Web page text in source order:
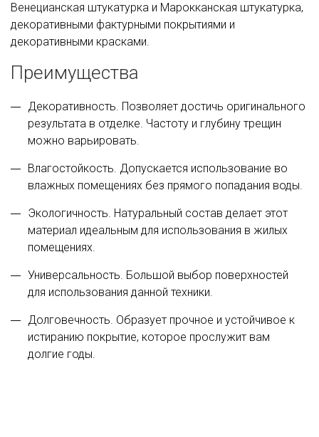
Венецианская штукатурка и Марокканская штукатурка,
декоративными фактурными покрытиями и
декоративными красками.
Преимущества
Декоративность. Позволяет достичь оригинального
результата в отделке. Частоту и глубину трещин
можно варьировать.
Влагостойкость. Допускается использование во
влажных помещениях без прямого попадания воды.
Экологичность. Натуральный состав делает этот
материал идеальным для использования в жилых
помещениях.
Универсальность. Большой выбор поверхностей
для использования данной техники.
Долговечность. Образует прочное и устойчивое к
истиранию покрытие, которое прослужит вам
долгие годы.